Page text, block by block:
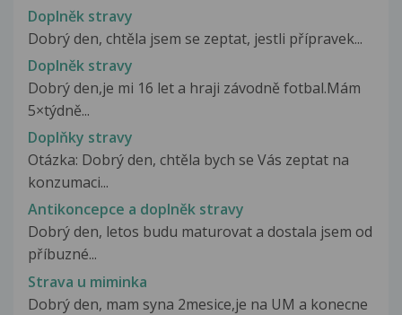
Doplněk stravy
Dobrý den, chtěla jsem se zeptat, jestli přípravek...
Doplněk stravy
Dobrý den,je mi 16 let a hraji závodně fotbal.Mám
5×týdně...
Doplňky stravy
Otázka: Dobrý den, chtěla bych se Vás zeptat na
konzumaci...
Antikoncepce a doplněk stravy
Dobrý den, letos budu maturovat a dostala jsem od
příbuzné...
Strava u miminka
Dobrý den, mam syna 2mesice,je na UM a konecne